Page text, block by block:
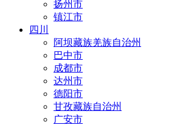
扬州市
镇江市
四川
阿坝藏族羌族自治州
巴中市
成都市
达州市
德阳市
甘孜藏族自治州
广安市